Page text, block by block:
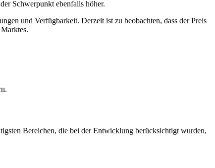
Schwerpunkt ebenfalls höher.
und Verfügbarkeit. Derzeit ist zu beobachten, dass der Preis
Bereichen, die bei der Entwicklung berücksichtigt wurden,